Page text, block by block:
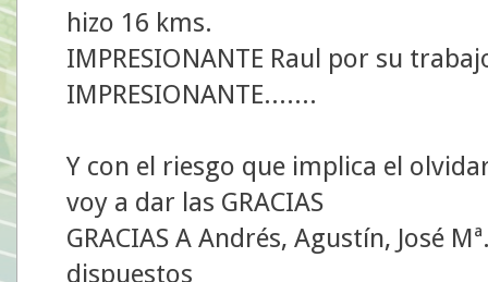
hizo 16 kms.
IMPRESIONANTE Raul por su
IMPRESIONANTE.......
Y con el riesgo que implica el
voy a dar las GRACIAS
GRACIAS A Andrés, Agustín, José
dispuestos